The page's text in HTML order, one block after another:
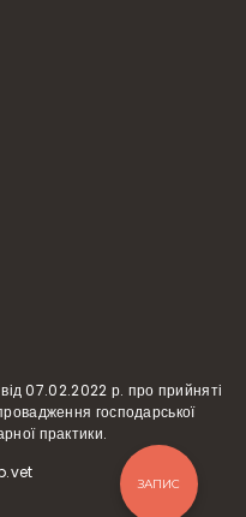
07.02.2022 р. про прийняті
господарської
практики.
ЗАПИС